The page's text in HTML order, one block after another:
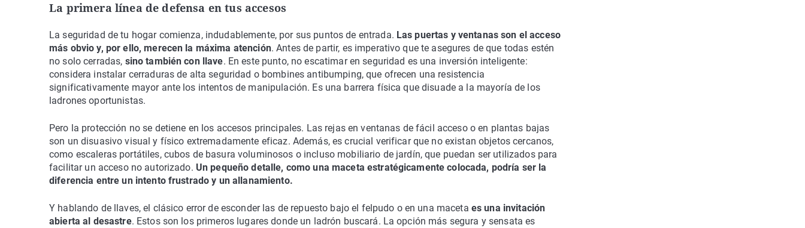
La primera línea de defensa en tus accesos
La seguridad de tu hogar comienza, indudablemente, por sus puntos de entrada. Las puertas y ventanas son el acceso
más obvio y, por ello, merecen la máxima atención. Antes de partir, es imperativo que te asegures de que todas estén
no solo cerradas, sino también con llave. En este punto, no escatimar en seguridad es una inversión inteligente:
considera instalar cerraduras de alta seguridad o bombines antibumping, que ofrecen una resistencia
significativamente mayor ante los intentos de manipulación. Es una barrera física que disuade a la mayoría de los
ladrones oportunistas.
Pero la protección no se detiene en los accesos principales. Las rejas en ventanas de fácil acceso o en plantas bajas
son un disuasivo visual y físico extremadamente eficaz. Además, es crucial verificar que no existan objetos cercanos,
como escaleras portátiles, cubos de basura voluminosos o incluso mobiliario de jardín, que puedan ser utilizados para
facilitar un acceso no autorizado. Un pequeño detalle, como una maceta estratégicamente colocada, podría ser la
diferencia entre un intento frustrado y un allanamiento.
Y hablando de llaves, el clásico error de esconder las de repuesto bajo el felpudo o en una maceta es una invitación
abierta al desastre. Estos son los primeros lugares donde un ladrón buscará. La opción más segura y sensata es